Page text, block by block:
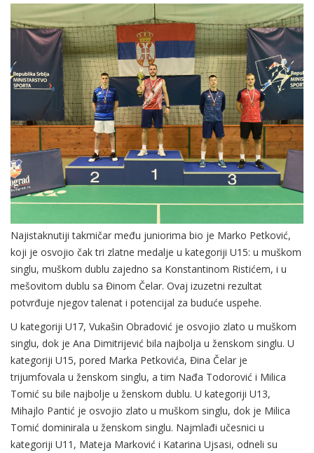
Najistaknutiji takmičar među juniorima bio je Marko Petković,
koji je osvojio čak tri zlatne medalje u kategoriji U15: u muškom
singlu, muškom dublu zajedno sa Konstantinom Ristićem, i u
mešovitom dublu sa Đinom Čelar. Ovaj izuzetni rezultat
potvrđuje njegov talenat i potencijal za buduće uspehe.
U kategoriji U17, Vukašin Obradović je osvojio zlato u muškom
singlu, dok je Ana Dimitrijević bila najbolja u ženskom singlu. U
kategoriji U15, pored Marka Petkovića, Đina Čelar je
trijumfovala u ženskom singlu, a tim Nađa Todorović i Milica
Tomić su bile najbolje u ženskom dublu. U kategoriji U13,
Mihajlo Pantić je osvojio zlato u muškom singlu, dok je Milica
Tomić dominirala u ženskom singlu. Najmlađi učesnici u
kategoriji U11, Mateja Marković i Katarina Ujsasi, odneli su